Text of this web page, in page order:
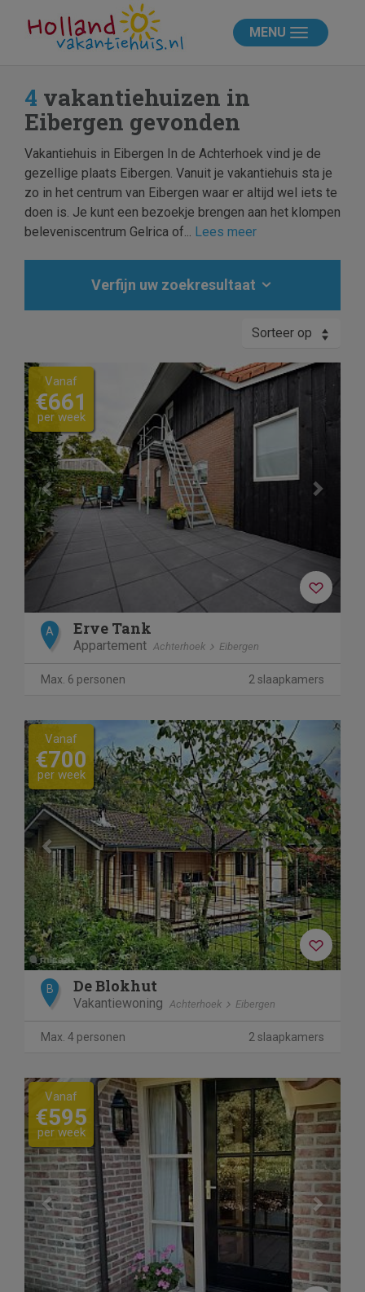
MENU
4 vakantiehuizen in
Eibergen gevonden
Vakantiehuis in Eibergen In de Achterhoek vind je de
gezellige plaats Eibergen. Vanuit je vakantiehuis sta je
zo in het centrum van Eibergen waar er altijd wel iets te
doen is. Je kunt een bezoekje brengen aan het klompen
beleveniscentrum Gelrica of... Lees meer
Verfijn uw zoekresultaat
Sorteer op
Previous Next
Vanaf
€661
per week
A Erve Tank
Appartement Achterhoek Eibergen
Max. 6 personen 2 slaapkamers
Previous Next
Vanaf
€700
per week
B De Blokhut
Vakantiewoning Achterhoek Eibergen
Max. 4 personen 2 slaapkamers
Previous Next
Vanaf
€595
per week